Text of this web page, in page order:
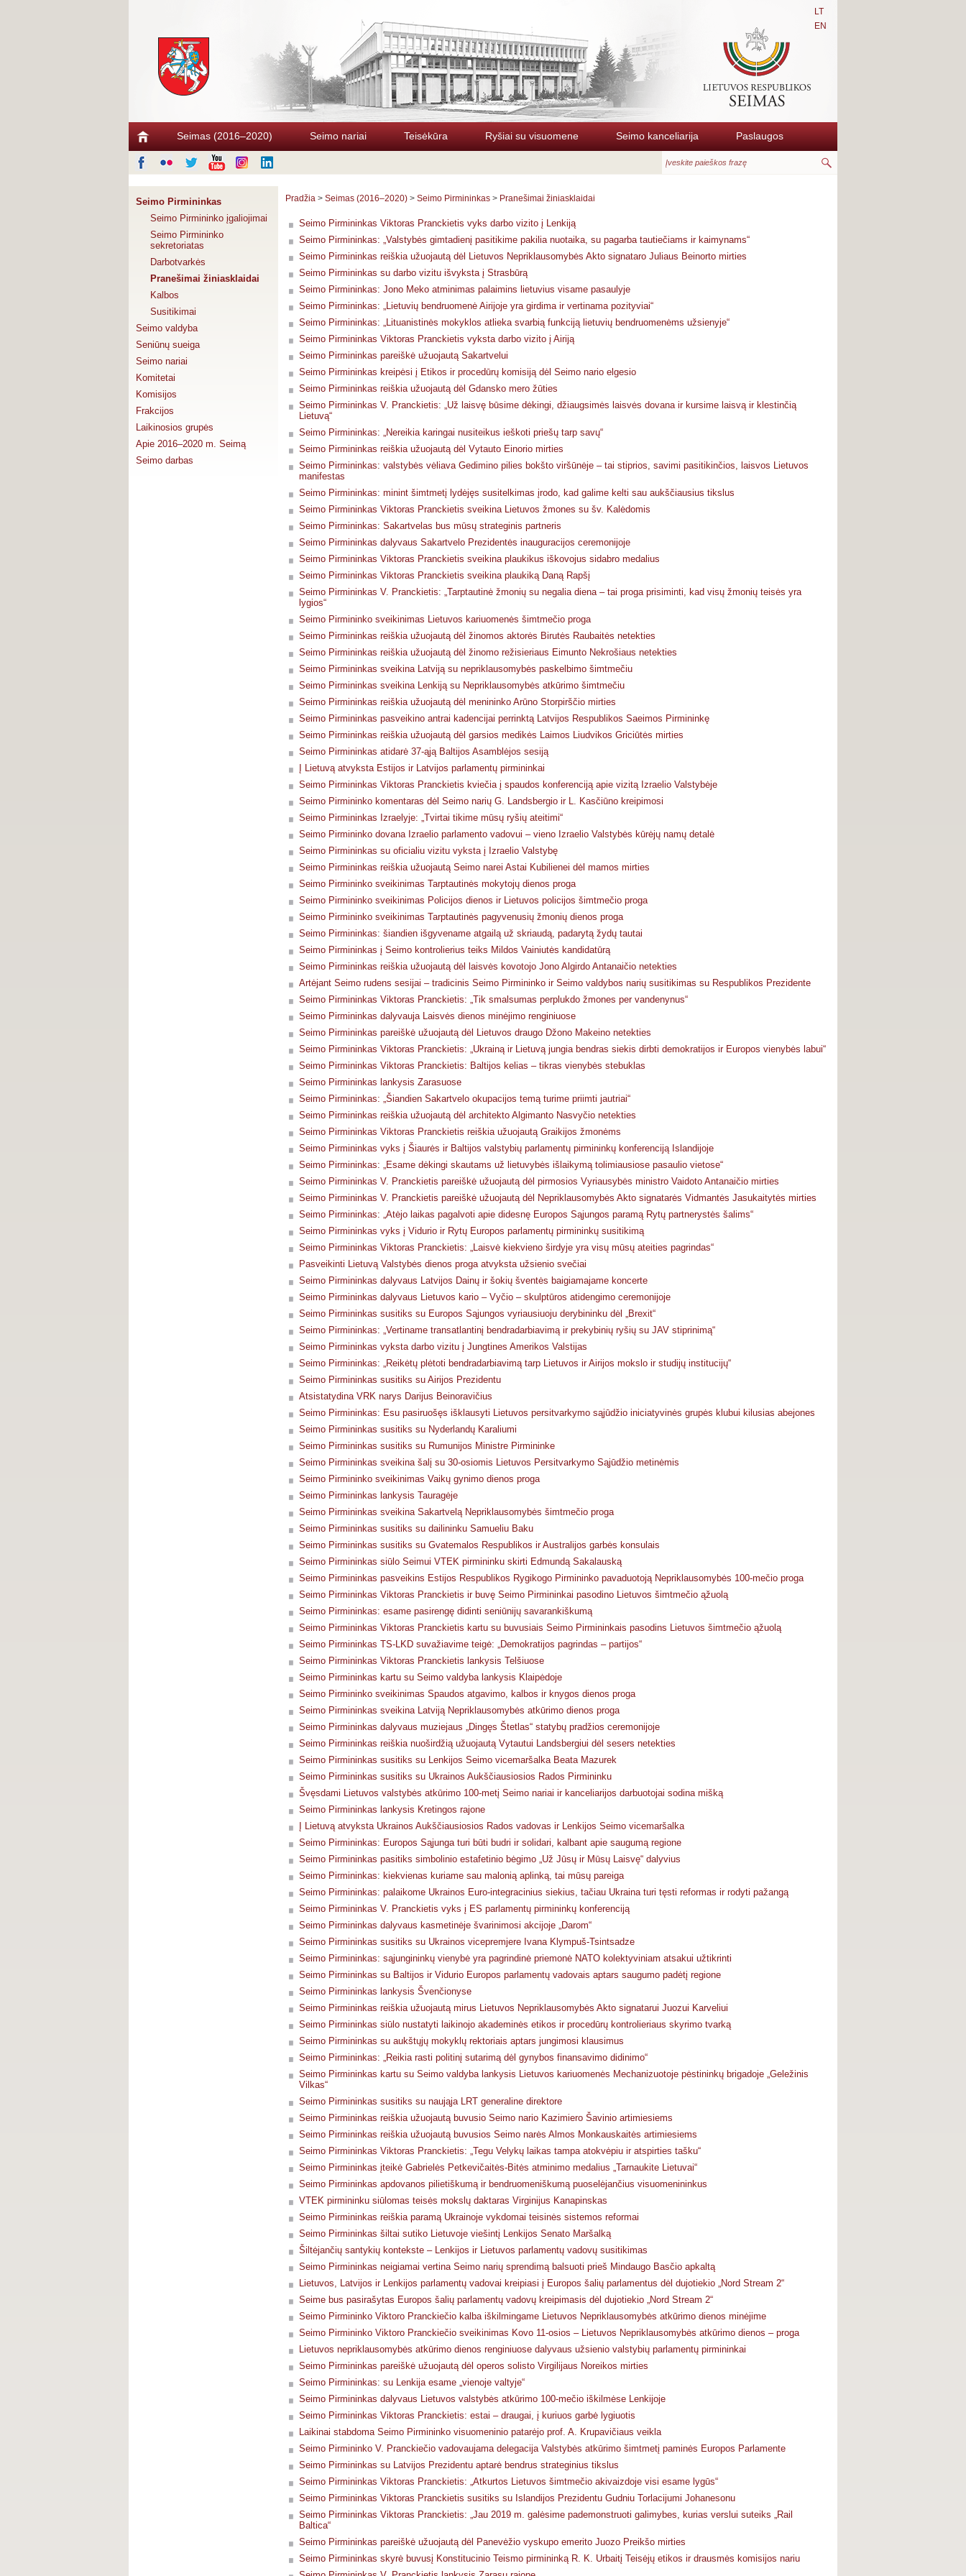
LT
EN
Seimas (2016–2020) Seimo nariai Teisėkūra Ryšiai su visuomene Seimo kanceliarija Paslaugos
Seimo Pirmininkas
Seimo Pirmininko įgaliojimai
Seimo Pirmininko
sekretoriatas
Darbotvarkės
Pranešimai žiniasklaidai
Kalbos
Susitikimai
Seimo valdyba
Seniūnų sueiga
Seimo nariai
Komitetai
Komisijos
Frakcijos
Laikinosios grupės
Apie 2016–2020 m. Seimą
Seimo darbas
Pradžia > Seimas (2016–2020) > Seimo Pirmininkas > Pranešimai žiniasklaidai
Seimo Pirmininkas Viktoras Pranckietis vyks darbo vizito į Lenkiją
Seimo Pirmininkas: „Valstybės gimtadienį pasitikime pakilia nuotaika, su pagarba tautiečiams ir kaimynams“
Seimo Pirmininkas reiškia užuojautą dėl Lietuvos Nepriklausomybės Akto signataro Juliaus Beinorto mirties
Seimo Pirmininkas su darbo vizitu išvyksta į Strasbūrą
Seimo Pirmininkas: Jono Meko atminimas palaimins lietuvius visame pasaulyje
Seimo Pirmininkas: „Lietuvių bendruomenė Airijoje yra girdima ir vertinama pozityviai“
Seimo Pirmininkas: „Lituanistinės mokyklos atlieka svarbią funkciją lietuvių bendruomenėms užsienyje“
Seimo Pirmininkas Viktoras Pranckietis vyksta darbo vizito į Airiją
Seimo Pirmininkas pareiškė užuojautą Sakartvelui
Seimo Pirmininkas kreipėsi į Etikos ir procedūrų komisiją dėl Seimo nario elgesio
Seimo Pirmininkas reiškia užuojautą dėl Gdansko mero žūties
Seimo Pirmininkas V. Pranckietis: „Už laisvę būsime dėkingi, džiaugsimės laisvės dovana ir kursime laisvą ir klestinčią
Lietuvą“
Seimo Pirmininkas: „Nereikia karingai nusiteikus ieškoti priešų tarp savų“
Seimo Pirmininkas reiškia užuojautą dėl Vytauto Einorio mirties
Seimo Pirmininkas: valstybės vėliava Gedimino pilies bokšto viršūnėje – tai stiprios, savimi pasitikinčios, laisvos Lietuvos
manifestas
Seimo Pirmininkas: minint šimtmetį lydėjęs susitelkimas įrodo, kad galime kelti sau aukščiausius tikslus
Seimo Pirmininkas Viktoras Pranckietis sveikina Lietuvos žmones su šv. Kalėdomis
Seimo Pirmininkas: Sakartvelas bus mūsų strateginis partneris
Seimo Pirmininkas dalyvaus Sakartvelo Prezidentės inauguracijos ceremonijoje
Seimo Pirmininkas Viktoras Pranckietis sveikina plaukikus iškovojus sidabro medalius
Seimo Pirmininkas Viktoras Pranckietis sveikina plaukiką Daną Rapšį
Seimo Pirmininkas V. Pranckietis: „Tarptautinė žmonių su negalia diena – tai proga prisiminti, kad visų žmonių teisės yra
lygios“
Seimo Pirmininko sveikinimas Lietuvos kariuomenės šimtmečio proga
Seimo Pirmininkas reiškia užuojautą dėl žinomos aktorės Birutės Raubaitės netekties
Seimo Pirmininkas reiškia užuojautą dėl žinomo režisieriaus Eimunto Nekrošiaus netekties
Seimo Pirmininkas sveikina Latviją su nepriklausomybės paskelbimo šimtmečiu
Seimo Pirmininkas sveikina Lenkiją su Nepriklausomybės atkūrimo šimtmečiu
Seimo Pirmininkas reiškia užuojautą dėl menininko Arūno Storpirščio mirties
Seimo Pirmininkas pasveikino antrai kadencijai perrinktą Latvijos Respublikos Saeimos Pirmininkę
Seimo Pirmininkas reiškia užuojautą dėl garsios medikės Laimos Liudvikos Griciūtės mirties
Seimo Pirmininkas atidarė 37-ąją Baltijos Asamblėjos sesiją
Į Lietuvą atvyksta Estijos ir Latvijos parlamentų pirmininkai
Seimo Pirmininkas Viktoras Pranckietis kviečia į spaudos konferenciją apie vizitą Izraelio Valstybėje
Seimo Pirmininko komentaras dėl Seimo narių G. Landsbergio ir L. Kasčiūno kreipimosi
Seimo Pirmininkas Izraelyje: „Tvirtai tikime mūsų ryšių ateitimi“
Seimo Pirmininko dovana Izraelio parlamento vadovui – vieno Izraelio Valstybės kūrėjų namų detalė
Seimo Pirmininkas su oficialiu vizitu vyksta į Izraelio Valstybę
Seimo Pirmininkas reiškia užuojautą Seimo narei Astai Kubilienei dėl mamos mirties
Seimo Pirmininko sveikinimas Tarptautinės mokytojų dienos proga
Seimo Pirmininko sveikinimas Policijos dienos ir Lietuvos policijos šimtmečio proga
Seimo Pirmininko sveikinimas Tarptautinės pagyvenusių žmonių dienos proga
Seimo Pirmininkas: šiandien išgyvename atgailą už skriaudą, padarytą žydų tautai
Seimo Pirmininkas į Seimo kontrolierius teiks Mildos Vainiutės kandidatūrą
Seimo Pirmininkas reiškia užuojautą dėl laisvės kovotojo Jono Algirdo Antanaičio netekties
Artėjant Seimo rudens sesijai – tradicinis Seimo Pirmininko ir Seimo valdybos narių susitikimas su Respublikos Prezidente
Seimo Pirmininkas Viktoras Pranckietis: „Tik smalsumas perplukdo žmones per vandenynus“
Seimo Pirmininkas dalyvauja Laisvės dienos minėjimo renginiuose
Seimo Pirmininkas pareiškė užuojautą dėl Lietuvos draugo Džono Makeino netekties
Seimo Pirmininkas Viktoras Pranckietis: „Ukrainą ir Lietuvą jungia bendras siekis dirbti demokratijos ir Europos vienybės labui“
Seimo Pirmininkas Viktoras Pranckietis: Baltijos kelias – tikras vienybės stebuklas
Seimo Pirmininkas lankysis Zarasuose
Seimo Pirmininkas: „Šiandien Sakartvelo okupacijos temą turime priimti jautriai“
Seimo Pirmininkas reiškia užuojautą dėl architekto Algimanto Nasvyčio netekties
Seimo Pirmininkas Viktoras Pranckietis reiškia užuojautą Graikijos žmonėms
Seimo Pirmininkas vyks į Šiaurės ir Baltijos valstybių parlamentų pirmininkų konferenciją Islandijoje
Seimo Pirmininkas: „Esame dėkingi skautams už lietuvybės išlaikymą tolimiausiose pasaulio vietose“
Seimo Pirmininkas V. Pranckietis pareiškė užuojautą dėl pirmosios Vyriausybės ministro Vaidoto Antanaičio mirties
Seimo Pirmininkas V. Pranckietis pareiškė užuojautą dėl Nepriklausomybės Akto signatarės Vidmantės Jasukaitytės mirties
Seimo Pirmininkas: „Atėjo laikas pagalvoti apie didesnę Europos Sąjungos paramą Rytų partnerystės šalims“
Seimo Pirmininkas vyks į Vidurio ir Rytų Europos parlamentų pirmininkų susitikimą
Seimo Pirmininkas Viktoras Pranckietis: „Laisvė kiekvieno širdyje yra visų mūsų ateities pagrindas“
Pasveikinti Lietuvą Valstybės dienos proga atvyksta užsienio svečiai
Seimo Pirmininkas dalyvaus Latvijos Dainų ir šokių šventės baigiamajame koncerte
Seimo Pirmininkas dalyvaus Lietuvos kario – Vyčio – skulptūros atidengimo ceremonijoje
Seimo Pirmininkas susitiks su Europos Sąjungos vyriausiuoju derybininku dėl „Brexit“
Seimo Pirmininkas: „Vertiname transatlantinį bendradarbiavimą ir prekybinių ryšių su JAV stiprinimą“
Seimo Pirmininkas vyksta darbo vizitu į Jungtines Amerikos Valstijas
Seimo Pirmininkas: „Reikėtų plėtoti bendradarbiavimą tarp Lietuvos ir Airijos mokslo ir studijų institucijų“
Seimo Pirmininkas susitiks su Airijos Prezidentu
Atsistatydina VRK narys Darijus Beinoravičius
Seimo Pirmininkas: Esu pasiruošęs išklausyti Lietuvos persitvarkymo sąjūdžio iniciatyvinės grupės klubui kilusias abejones
Seimo Pirmininkas susitiks su Nyderlandų Karaliumi
Seimo Pirmininkas susitiks su Rumunijos Ministre Pirmininke
Seimo Pirmininkas sveikina šalį su 30-osiomis Lietuvos Persitvarkymo Sąjūdžio metinėmis
Seimo Pirmininko sveikinimas Vaikų gynimo dienos proga
Seimo Pirmininkas lankysis Tauragėje
Seimo Pirmininkas sveikina Sakartvelą Nepriklausomybės šimtmečio proga
Seimo Pirmininkas susitiks su dailininku Samueliu Baku
Seimo Pirmininkas susitiks su Gvatemalos Respublikos ir Australijos garbės konsulais
Seimo Pirmininkas siūlo Seimui VTEK pirmininku skirti Edmundą Sakalauską
Seimo Pirmininkas pasveikins Estijos Respublikos Rygikogo Pirmininko pavaduotoją Nepriklausomybės 100-mečio proga
Seimo Pirmininkas Viktoras Pranckietis ir buvę Seimo Pirmininkai pasodino Lietuvos šimtmečio ąžuolą
Seimo Pirmininkas: esame pasirengę didinti seniūnijų savarankiškumą
Seimo Pirmininkas Viktoras Pranckietis kartu su buvusiais Seimo Pirmininkais pasodins Lietuvos šimtmečio ąžuolą
Seimo Pirmininkas TS-LKD suvažiavime teigė: „Demokratijos pagrindas – partijos“
Seimo Pirmininkas Viktoras Pranckietis lankysis Telšiuose
Seimo Pirmininkas kartu su Seimo valdyba lankysis Klaipėdoje
Seimo Pirmininko sveikinimas Spaudos atgavimo, kalbos ir knygos dienos proga
Seimo Pirmininkas sveikina Latviją Nepriklausomybės atkūrimo dienos proga
Seimo Pirmininkas dalyvaus muziejaus „Dingęs Štetlas“ statybų pradžios ceremonijoje
Seimo Pirmininkas reiškia nuoširdžią užuojautą Vytautui Landsbergiui dėl sesers netekties
Seimo Pirmininkas susitiks su Lenkijos Seimo vicemaršalka Beata Mazurek
Seimo Pirmininkas susitiks su Ukrainos Aukščiausiosios Rados Pirmininku
Švęsdami Lietuvos valstybės atkūrimo 100-metį Seimo nariai ir kanceliarijos darbuotojai sodina mišką
Seimo Pirmininkas lankysis Kretingos rajone
Į Lietuvą atvyksta Ukrainos Aukščiausiosios Rados vadovas ir Lenkijos Seimo vicemaršalka
Seimo Pirmininkas: Europos Sąjunga turi būti budri ir solidari, kalbant apie saugumą regione
Seimo Pirmininkas pasitiks simbolinio estafetinio bėgimo „Už Jūsų ir Mūsų Laisvę“ dalyvius
Seimo Pirmininkas: kiekvienas kuriame sau malonią aplinką, tai mūsų pareiga
Seimo Pirmininkas: palaikome Ukrainos Euro-integracinius siekius, tačiau Ukraina turi tęsti reformas ir rodyti pažangą
Seimo Pirmininkas V. Pranckietis vyks į ES parlamentų pirmininkų konferenciją
Seimo Pirmininkas dalyvaus kasmetinėje švarinimosi akcijoje „Darom“
Seimo Pirmininkas susitiks su Ukrainos vicepremjere Ivana Klympuš-Tsintsadze
Seimo Pirmininkas: sąjungininkų vienybė yra pagrindinė priemonė NATO kolektyviniam atsakui užtikrinti
Seimo Pirmininkas su Baltijos ir Vidurio Europos parlamentų vadovais aptars saugumo padėtį regione
Seimo Pirmininkas lankysis Švenčionyse
Seimo Pirmininkas reiškia užuojautą mirus Lietuvos Nepriklausomybės Akto signatarui Juozui Karveliui
Seimo Pirmininkas siūlo nustatyti laikinojo akademinės etikos ir procedūrų kontrolieriaus skyrimo tvarką
Seimo Pirmininkas su aukštųjų mokyklų rektoriais aptars jungimosi klausimus
Seimo Pirmininkas: „Reikia rasti politinį sutarimą dėl gynybos finansavimo didinimo“
Seimo Pirmininkas kartu su Seimo valdyba lankysis Lietuvos kariuomenės Mechanizuotoje pėstininkų brigadoje „Geležinis
Vilkas“
Seimo Pirmininkas susitiks su naująja LRT generaline direktore
Seimo Pirmininkas reiškia užuojautą buvusio Seimo nario Kazimiero Šavinio artimiesiems
Seimo Pirmininkas reiškia užuojautą buvusios Seimo narės Almos Monkauskaitės artimiesiems
Seimo Pirmininkas Viktoras Pranckietis: „Tegu Velykų laikas tampa atokvėpiu ir atspirties tašku“
Seimo Pirmininkas įteikė Gabrielės Petkevičaitės-Bitės atminimo medalius „Tarnaukite Lietuvai“
Seimo Pirmininkas apdovanos pilietiškumą ir bendruomeniškumą puoselėjančius visuomenininkus
VTEK pirmininku siūlomas teisės mokslų daktaras Virginijus Kanapinskas
Seimo Pirmininkas reiškia paramą Ukrainoje vykdomai teisinės sistemos reformai
Seimo Pirmininkas šiltai sutiko Lietuvoje viešintį Lenkijos Senato Maršalką
Šiltėjančių santykių kontekste – Lenkijos ir Lietuvos parlamentų vadovų susitikimas
Seimo Pirmininkas neigiamai vertina Seimo narių sprendimą balsuoti prieš Mindaugo Basčio apkaltą
Lietuvos, Latvijos ir Lenkijos parlamentų vadovai kreipiasi į Europos šalių parlamentus dėl dujotiekio „Nord Stream 2“
Seime bus pasirašytas Europos šalių parlamentų vadovų kreipimasis dėl dujotiekio „Nord Stream 2“
Seimo Pirmininko Viktoro Pranckiečio kalba iškilmingame Lietuvos Nepriklausomybės atkūrimo dienos minėjime
Seimo Pirmininko Viktoro Pranckiečio sveikinimas Kovo 11-osios – Lietuvos Nepriklausomybės atkūrimo dienos – proga
Lietuvos nepriklausomybės atkūrimo dienos renginiuose dalyvaus užsienio valstybių parlamentų pirmininkai
Seimo Pirmininkas pareiškė užuojautą dėl operos solisto Virgilijaus Noreikos mirties
Seimo Pirmininkas: su Lenkija esame „vienoje valtyje“
Seimo Pirmininkas dalyvaus Lietuvos valstybės atkūrimo 100-mečio iškilmėse Lenkijoje
Seimo Pirmininkas Viktoras Pranckietis: estai – draugai, į kuriuos garbė lygiuotis
Laikinai stabdoma Seimo Pirmininko visuomeninio patarėjo prof. A. Krupavičiaus veikla
Seimo Pirmininko V. Pranckiečio vadovaujama delegacija Valstybės atkūrimo šimtmetį paminės Europos Parlamente
Seimo Pirmininkas su Latvijos Prezidentu aptarė bendrus strateginius tikslus
Seimo Pirmininkas Viktoras Pranckietis: „Atkurtos Lietuvos šimtmečio akivaizdoje visi esame lygūs“
Seimo Pirmininkas Viktoras Pranckietis susitiks su Islandijos Prezidentu Gudniu Torlacijumi Johanesonu
Seimo Pirmininkas Viktoras Pranckietis: „Jau 2019 m. galėsime pademonstruoti galimybes, kurias verslui suteiks „Rail
Baltica“
Seimo Pirmininkas pareiškė užuojautą dėl Panevėžio vyskupo emerito Juozo Preikšo mirties
Seimo Pirmininkas skyrė buvusį Konstitucinio Teismo pirmininką R. K. Urbaitį Teisėjų etikos ir drausmės komisijos nariu